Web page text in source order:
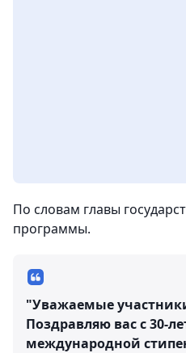
По словам главы
программы.
"Уважаемые
Поздравляю вас с 30-
международной